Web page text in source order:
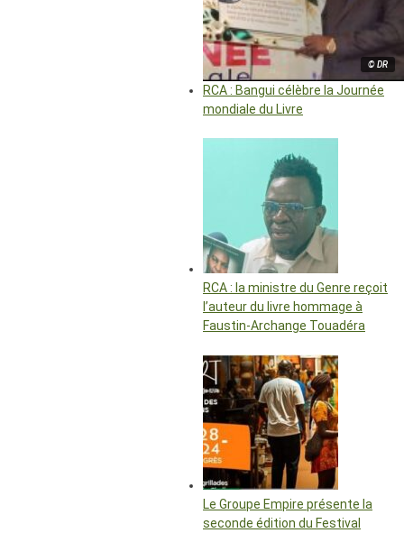
© DR
RCA : Bangui célèbre la Journée
mondiale du Livre
RCA : la ministre du Genre reçoit
l’auteur du livre hommage à
Faustin-Archange Touadéra
Le Groupe Empire présente la
seconde édition du Festival